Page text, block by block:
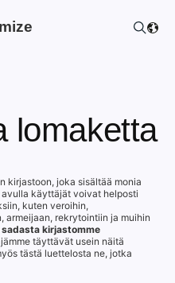
lomaketta
kirjastoon, joka sisältää monia
käyttäjät voivat helposti
kuten veroihin,
armeijaan, rekrytointiin ja muihin
kirjastomme
täyttävät usein näitä
tästä luettelosta ne, jotka